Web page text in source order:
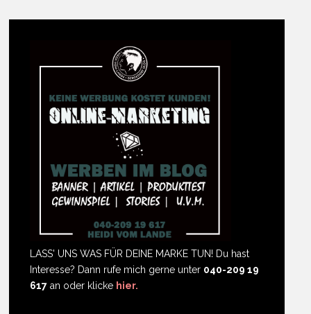
LASS' UNS WAS FÜR DEINE MARKE TUN! Du hast
Interesse? Dann rufe mich gerne unter 040-209 19
617 an oder klicke hier.